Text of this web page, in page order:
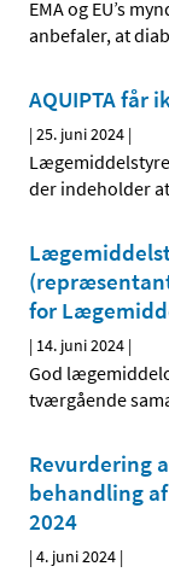
EMA og EU’s
anbefaler, at
AQUIPTA får
|25. juni 2024 |
der indeholder
for
| 14. juni 2024 |
God
tværgående
Revurdering
behandling
2024
|4. juni 2024 |